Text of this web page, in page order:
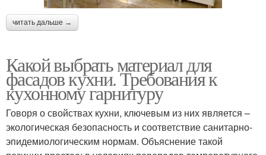
читать дальше →
Какой выбрать материал для
фасадов кухни. Требования к
кухонному гарнитуру
Говоря о свойствах кухни, ключевым из них является –
экологическая безопасность и соответствие санитарно-
эпидемиологическим нормам. Объяснение такой